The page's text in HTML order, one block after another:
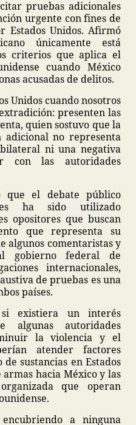
pruebas adicionales
urgente con fines de
Estados Unidos. Afirmó
únicamente está
criterios que aplica el
cuando México
acusadas de delitos.
Unidos cuando nosotros
presenten las
quien sostuvo que la
adicional no representa
ni una negativa
con las autoridades
que el debate público
ha sido utilizado
opositores que buscan
que representa su
algunos comentaristas y
gobierno federal de
internacionales,
de pruebas es una
países.
existiera un interés
autoridades
la violencia y el
atender factores
sustancias en Estados
hacia México y las
que operan
a ninguna